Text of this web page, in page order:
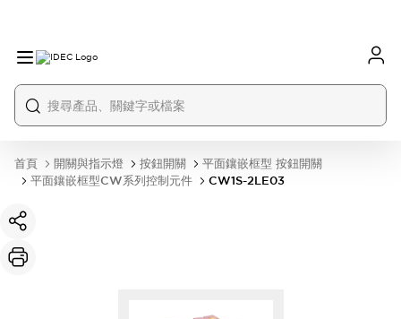
首頁 開關與指示燈 按鈕開關
平面鑲嵌框型 按鈕開關
平面鑲嵌框型CW系列控制元件
CW1S-2LE03